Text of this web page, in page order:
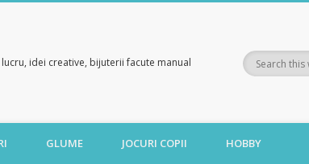
idei creative, bijuterii facute manual
GLUME JOCURI COPII HOBBY